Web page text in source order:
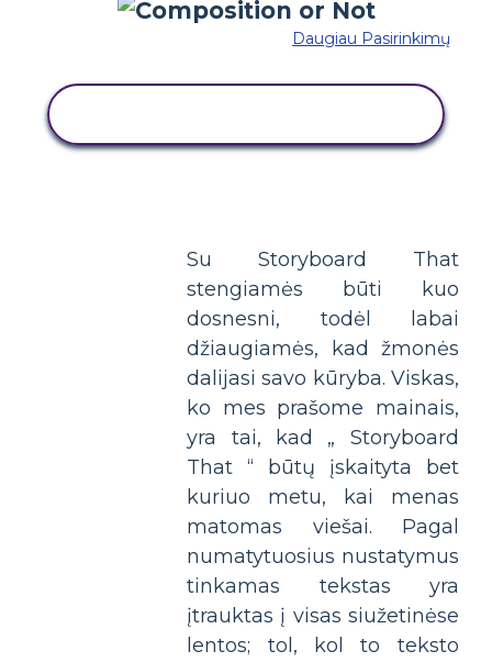
Daugiau Pasirinkimų
Su Storyboard That
stengiamės būti kuo
dosnesni, todėl labai
džiaugiamės, kad žmonės
dalijasi savo kūryba. Viskas,
ko mes prašome mainais,
yra tai, kad „ Storyboard
That “ būtų įskaityta bet
kuriuo metu, kai menas
matomas viešai. Pagal
numatytuosius nustatymus
tinkamas tekstas yra
įtrauktas į visas siužetinėse
lentos; tol, kol to teksto